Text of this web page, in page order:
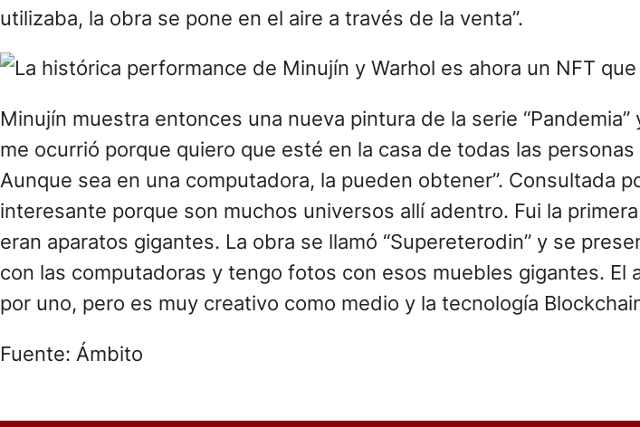
utilizaba, la obra se pone en el aire a través de la venta”.
Minujín muestra entonces una nueva pintura de la serie
me ocurrió porque quiero que esté en la casa de todas las
Aunque sea en una computadora, la pueden obtener”. Consultada
interesante porque son muchos universos allí adentro. Fui la
eran aparatos gigantes. La obra se llamó “Supereterodin” y se
con las computadoras y tengo fotos con esos muebles gigantes.
por uno, pero es muy creativo como medio y la tecnología
Fuente: Ámbito